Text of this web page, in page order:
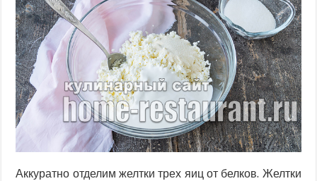
Аккуратно отделим желтки трех яиц от белков. Желтки